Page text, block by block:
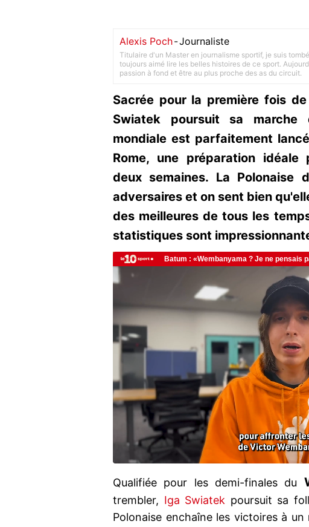
Alexis Poch-Journaliste
Titulaire d'un Master en journalisme sportif, je suis
toujours aimé lire les belles histoires de ce sport.
passion à fond et être au plus proche des as du circuit.
Sacrée pour la première fois
Swiatek poursuit sa
mondiale est parfaitement
Rome, une préparation idéale
deux semaines. La Polonaise
adversaires et on sent bien
des meilleures de tous les
statistiques sont
Qualifiée pour les demi-finales du
trembler, Iga Swiatek poursuit sa
Polonaise enchaîne les victoires à